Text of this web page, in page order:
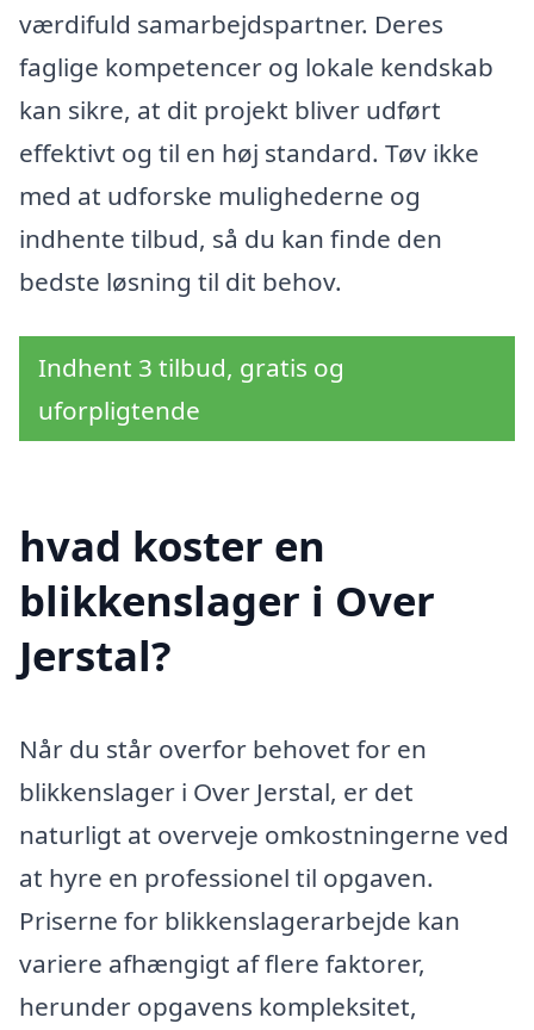
værdifuld samarbejdspartner. Deres
faglige kompetencer og lokale kendskab
kan sikre, at dit projekt bliver udført
effektivt og til en høj standard. Tøv ikke
med at udforske mulighederne og
indhente tilbud, så du kan finde den
bedste løsning til dit behov.
Indhent 3 tilbud, gratis og
uforpligtende
hvad koster en
blikkenslager i Over
Jerstal?
Når du står overfor behovet for en
blikkenslager i Over Jerstal, er det
naturligt at overveje omkostningerne ved
at hyre en professionel til opgaven.
Priserne for blikkenslagerarbejde kan
variere afhængigt af flere faktorer,
herunder opgavens kompleksitet,